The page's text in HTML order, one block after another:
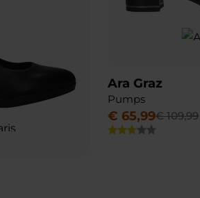
Ara Graz
Pumps
€ 65,99€ 109,99